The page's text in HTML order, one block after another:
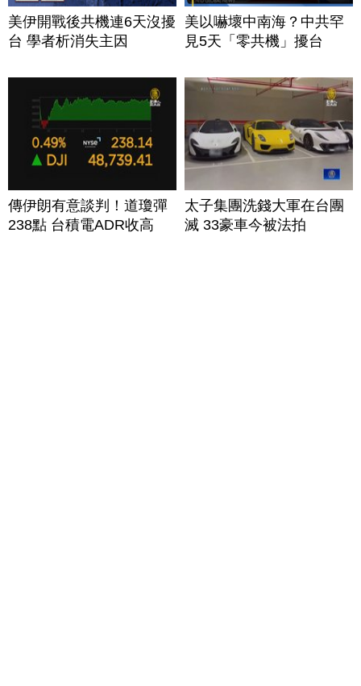
美伊開戰後共機連6天沒擾
台 學者析消失主因
美以嚇壞中南海？中共罕
見5天「零共機」擾台
傳伊朗有意談判！道瓊彈
238點 台積電ADR收高
太子集團洗錢大軍在台團
滅 33豪車今被法拍